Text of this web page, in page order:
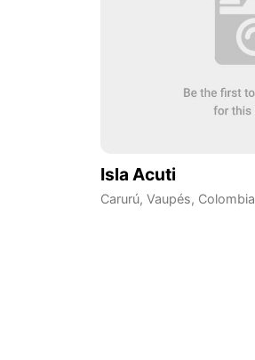
Isla Acuti
Carurú, Vaupés, Colombia